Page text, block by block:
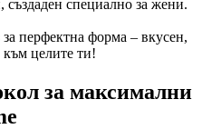
създаден специално за жени.
за перфектна форма – вкусен,
целите ти!
за максимални